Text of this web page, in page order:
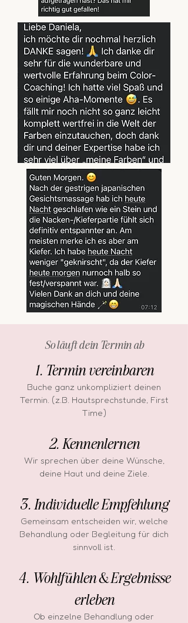
So läuft dein Termin ab
1. Termin vereinbaren
Buche ganz unkompliziert deinen
Termin. (z.B. Hautsprechstunde, First
Time)
2. Kennenlernen
Wir sprechen über deine Wünsche,
deine Haut und deine Ziele.
3. Individuelle Empfehlung
Gemeinsam entscheiden wir, welche
Behandlung oder Begleitung für dich
sinnvoll ist.
4. Wohlfühlen & Ergebnisse
erleben
Ob einzelne Behandlung oder